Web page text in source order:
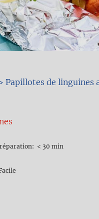
Papillotes de linguines
< 30 min